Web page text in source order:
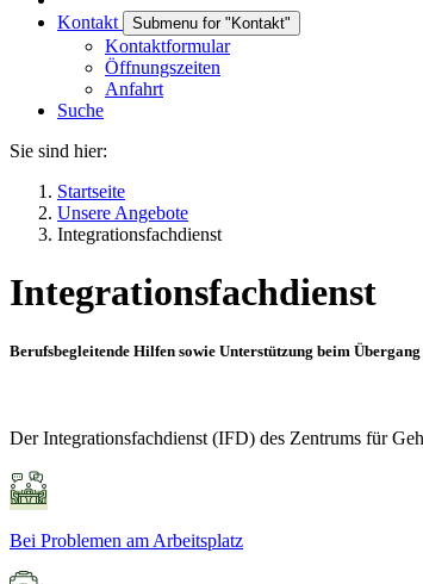
Kontakt Submenu for "Kontakt"
Kontaktformular
Öffnungszeiten
Anfahrt
Suche
Sie sind hier:
Startseite
Unsere Angebote
Integrationsfachdienst
Integrationsfachdienst
Berufsbegleitende Hilfen sowie Unterstützung beim
Der Integrationsfachdienst (IFD) des Zentrums für
Bei Problemen am Arbeitsplatz